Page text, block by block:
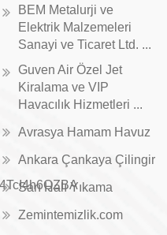
BEM Metalurji ve
Elektrik Malzemeleri
Sanayi ve Ticaret Ltd. ...
Guven Air Özel Jet
Kiralama ve VIP
Havacılık Hizmetleri ...
Avrasya Hamam Havuz
Ankara Çankaya Çilingir
Sarı Halı Yıkama
Zemintemizlik.com